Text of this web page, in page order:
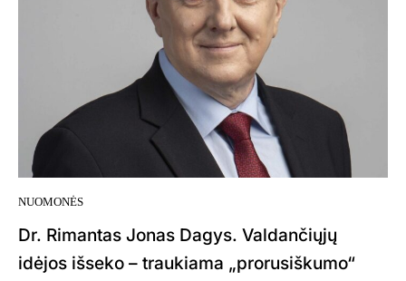
NUOMONĖS
Dr. Rimantas Jonas Dagys. Valdančiųjų
idėjos išseko – traukiama „prorusiškumo“